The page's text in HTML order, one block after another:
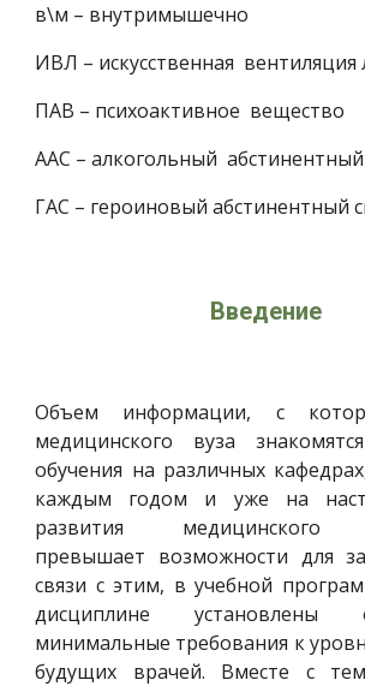
в\м – внутримышечно
ИВЛ – искусственная  вентиляция
ПАВ – психоактивное  вещество
ААС – алкогольный
ГАС – героиновый абстинентный
Введение
Объем информации, с
медицинского вуза
обучения на различных
каждым годом и уже на
развития медицинского
превышает возможности для
связи с этим, в учебной
дисциплине установлены
минимальные требования к
будущих врачей. Вместе с